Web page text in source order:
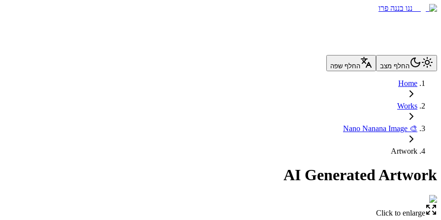
ננו בננה פרו
החלף מצב החלף שפה
Home
Works
🎨 Nano Nanana Image
Artwork
AI Generated Artwork
Click to enlarge